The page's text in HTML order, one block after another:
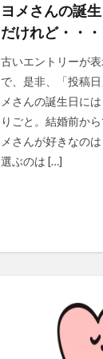
ヨメさんの誕
だけれど・・・
古いエントリーが
で、是非、「投稿
メさんの誕生日に
りごと。結婚前か
メさんが好きなの
選ぶのは […]